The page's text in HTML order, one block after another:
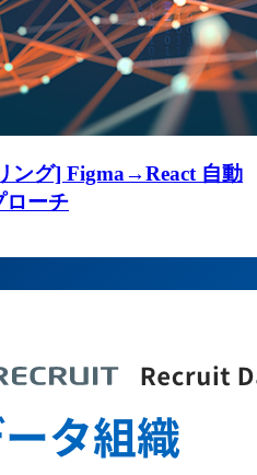
ング] Figma→React 自動
ローチ